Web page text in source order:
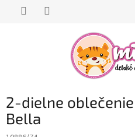
2-dielne
Bella